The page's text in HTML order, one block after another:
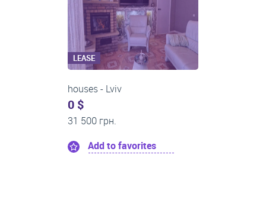
LEASE
One-room apartments
21 500 грн.
Add to favorites